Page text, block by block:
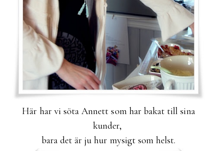
Här har vi söta Annett som har bakat till sina
kunder,
bara det är ju hur mysigt som helst.